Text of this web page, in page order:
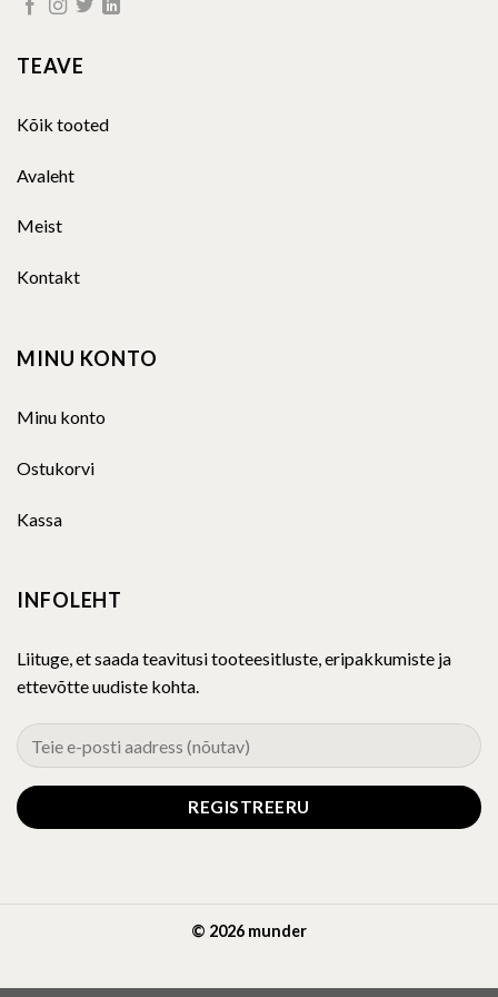
TEAVE
Kõik tooted
Avaleht
Meist
Kontakt
MINU KONTO
Minu konto
Ostukorvi
Kassa
INFOLEHT
Liituge, et saada teavitusi tooteesitluste, eripakkumiste ja
ettevõtte uudiste kohta.
© 2026 munder